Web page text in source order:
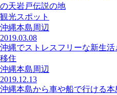
の天岩戸伝説の地
観光スポット
沖縄本島周辺
2019.03.08
沖縄でストレスフリーな新生
移住
沖縄本島周辺
2019.12.13
沖縄本島から車や船で行ける